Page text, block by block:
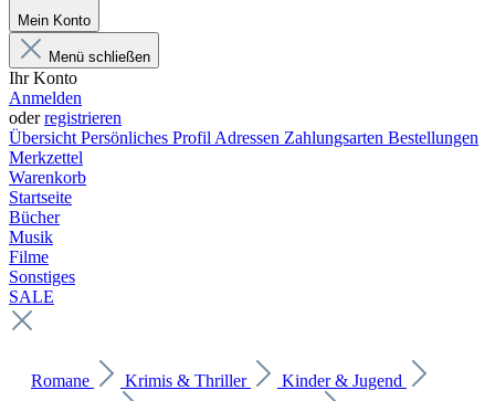
Mein Konto
Menü schließen
Ihr Konto
Anmelden
oderregistrieren
Übersicht Persönliches Profil Adressen Zahlungsarten Bestellungen
Merkzettel
Warenkorb
Startseite
Bücher
Musik
Filme
Sonstiges
SALE
Romane Krimis & Thriller
Kinder & Jugend